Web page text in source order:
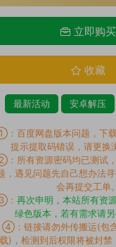
立即购买
收藏
最新活动 安卓解压
百度网盘版本问题，下
提示提取码错误，请更换
所有资源密码均已测试
，遇见问题先自己想办法
会再提交工单。
再次申明，本站所有资
绿色版本，若有需求请另
④：链接请勿外传搬运(包
载)，检测到后权限将被封禁